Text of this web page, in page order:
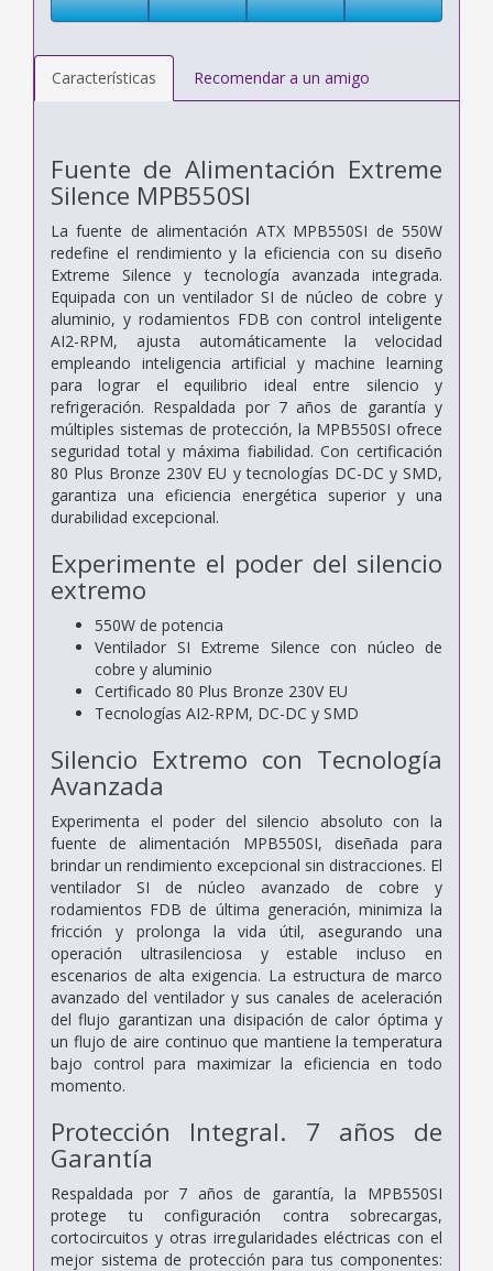
Características Recomendar a un amigo
Fuente de Alimentación Extreme
Silence MPB550SI
La fuente de alimentación ATX MPB550SI de 550W
redefine el rendimiento y la eficiencia con su diseño
Extreme Silence y tecnología avanzada integrada.
Equipada con un ventilador SI de núcleo de cobre y
aluminio, y rodamientos FDB con control inteligente
AI2-RPM, ajusta automáticamente la velocidad
empleando inteligencia artificial y machine learning
para lograr el equilibrio ideal entre silencio y
refrigeración. Respaldada por 7 años de garantía y
múltiples sistemas de protección, la MPB550SI ofrece
seguridad total y máxima fiabilidad. Con certificación
80 Plus Bronze 230V EU y tecnologías DC-DC y SMD,
garantiza una eficiencia energética superior y una
durabilidad excepcional.
Experimente el poder del silencio
extremo
550W de potencia
Ventilador SI Extreme Silence con núcleo de
cobre y aluminio
Certificado 80 Plus Bronze 230V EU
Tecnologías AI2-RPM, DC-DC y SMD
Silencio Extremo con Tecnología
Avanzada
Experimenta el poder del silencio absoluto con la
fuente de alimentación MPB550SI, diseñada para
brindar un rendimiento excepcional sin distracciones. El
ventilador SI de núcleo avanzado de cobre y
rodamientos FDB de última generación, minimiza la
fricción y prolonga la vida útil, asegurando una
operación ultrasilenciosa y estable incluso en
escenarios de alta exigencia. La estructura de marco
avanzado del ventilador y sus canales de aceleración
del flujo garantizan una disipación de calor óptima y
un flujo de aire continuo que mantiene la temperatura
bajo control para maximizar la eficiencia en todo
momento.
Protección Integral. 7 años de
Garantía
Respaldada por 7 años de garantía, la MPB550SI
protege tu configuración contra sobrecargas,
cortocircuitos y otras irregularidades eléctricas con el
mejor sistema de protección para tus componentes: